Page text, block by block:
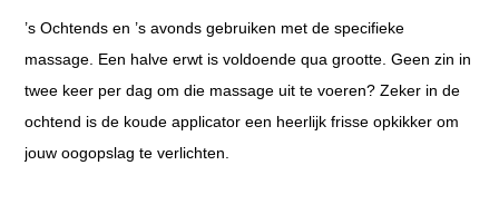
’s Ochtends en ’s avonds gebruiken met de specifieke
massage. Een halve erwt is voldoende qua grootte. Geen zin in
twee keer per dag om die massage uit te voeren? Zeker in de
ochtend is de koude applicator een heerlijk frisse opkikker om
jouw oogopslag te verlichten.